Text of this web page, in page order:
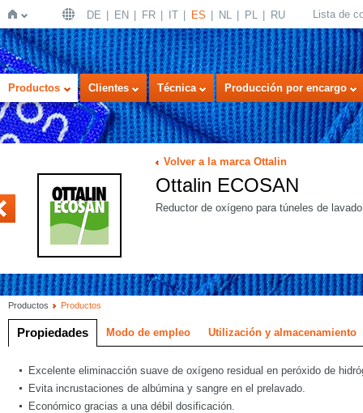
Inicio
DE EN FR IT ES NL PL RU Lista de
Productos Clientes Técnica Producción por encargo
Volver a la marca Ottalin
Ottalin ECOSAN
Reductor de oxígeno para túneles de
Productos Productos
Propiedades Modo de empleo Utilización y almacenamiento
Excelente eliminacción suave de oxígeno residual en peróxido de
Evita incrustaciones de albúmina y sangre en el prelavado.
Económico gracias a una débil dosificación.